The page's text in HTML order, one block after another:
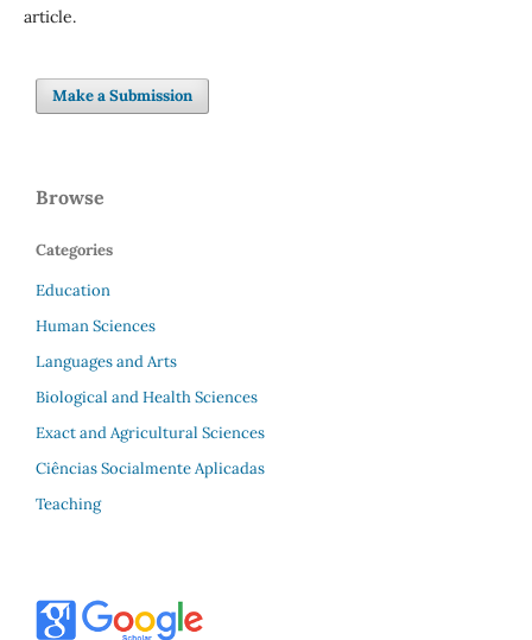
article.
Make a Submission
Browse
Categories
Education
Human Sciences
Languages and Arts
Biological and Health Sciences
Exact and Agricultural Sciences
Ciências Socialmente Aplicadas
Teaching